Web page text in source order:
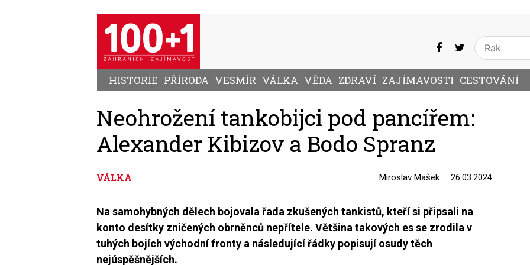
HISTORIE PŘÍRODA VESMÍR VÁLKA VĚDA ZDRAVÍ ZAJÍMAVOSTI CESTOVÁNÍ
Neohrožení tankobijci pod pancířem:
Alexander Kibizov a Bodo Spranz
VÁLKA Miroslav Mašek 26.03.2024
Na samohybných dělech bojovala řada zkušených tankistů, kteří si připsali na
konto desítky zničených obrněnců nepřítele. Většina takových es se zrodila v
tuhých bojích východní fronty a následující řádky popisují osudy těch
nejúspěšnějších.